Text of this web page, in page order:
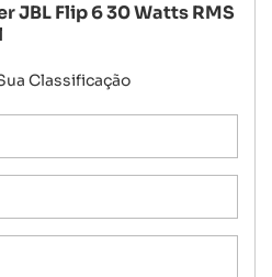
JBL Flip 6 30 Watts RMS
Classificação